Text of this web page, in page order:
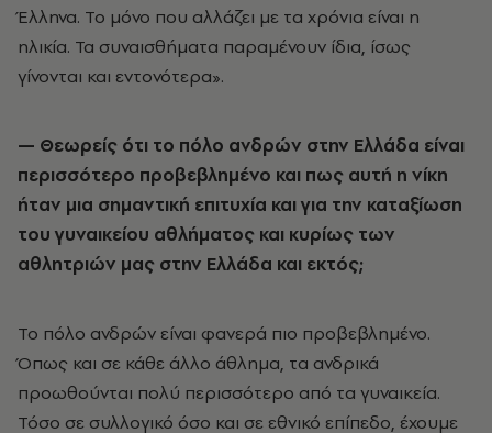
Έλληνα. Το μόνο που αλλάζει με τα χρόνια είναι η
ηλικία. Τα συναισθήματα παραμένουν ίδια, ίσως
γίνονται και εντονότερα».
— Θεωρείς ότι το πόλο ανδρών στην Ελλάδα είναι
περισσότερο προβεβλημένο και πως αυτή η νίκη
ήταν μια σημαντική επιτυχία και για την καταξίωση
του γυναικείου αθλήματος και κυρίως των
αθλητριών μας στην Ελλάδα και εκτός;
Το πόλο ανδρών είναι φανερά πιο προβεβλημένο.
Όπως και σε κάθε άλλο άθλημα, τα ανδρικά
προωθούνται πολύ περισσότερο από τα γυναικεία.
Τόσο σε συλλογικό όσο και σε εθνικό επίπεδο, έχουμε